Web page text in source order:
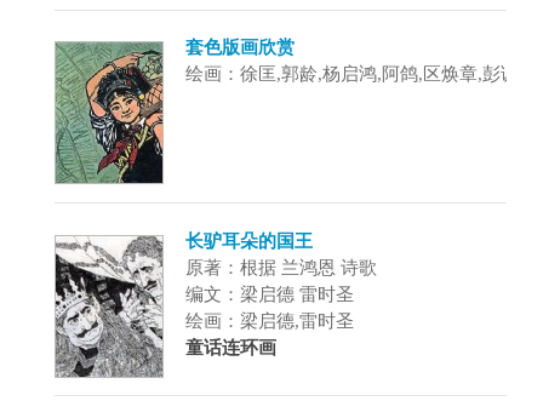
套色版画欣赏
绘画：徐匡,郭龄,杨启鸿,阿鸽,区焕章,彭诚
长驴耳朵的国王
原著：根据 兰鸿恩 诗歌
编文：梁启德 雷时圣
绘画：梁启德,雷时圣
童话连环画